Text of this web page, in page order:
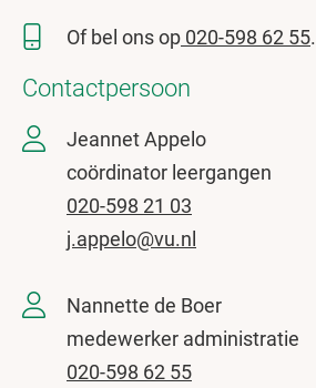
Of bel ons op 020-598 62 55.
Contactpersoon
Jeannet Appelo
coördinator leergangen
020-598 21 03
j.appelo@vu.nl
Nannette de Boer
medewerker administratie
020-598 62 55